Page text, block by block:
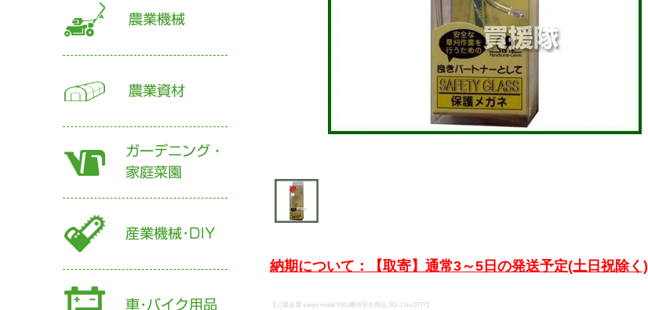
納期について：【取寄】通常3～5日の発送予定(土日祝除く)
【三陽金属 sanyo metal 刈払機用安全用品 SG-3 No.0777】